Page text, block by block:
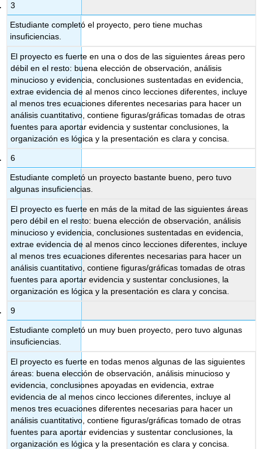
3
Estudiante completó el proyecto, pero tiene muchas
insuficiencias.
El proyecto es fuerte en una o dos de las siguientes áreas pero
débil en el resto: buena elección de observación, análisis
minucioso y evidencia, conclusiones sustentadas en evidencia,
extrae evidencia de al menos cinco lecciones diferentes, incluye
al menos tres ecuaciones diferentes necesarias para hacer un
análisis cuantitativo, contiene figuras/gráficas tomadas de otras
fuentes para aportar evidencia y sustentar conclusiones, la
organización es lógica y la presentación es clara y concisa.
6
Estudiante completó un proyecto bastante bueno, pero tuvo
algunas insuficiencias.
El proyecto es fuerte en más de la mitad de las siguientes áreas
pero débil en el resto: buena elección de observación, análisis
minucioso y evidencia, conclusiones sustentadas en evidencia,
extrae evidencia de al menos cinco lecciones diferentes, incluye
al menos tres ecuaciones diferentes necesarias para hacer un
análisis cuantitativo, contiene figuras/gráficas tomadas de otras
fuentes para aportar evidencia y sustentar conclusiones, la
organización es lógica y la presentación es clara y concisa.
9
Estudiante completó un muy buen proyecto, pero tuvo algunas
insuficiencias.
El proyecto es fuerte en todas menos algunas de las siguientes
áreas: buena elección de observación, análisis minucioso y
evidencia, conclusiones apoyadas en evidencia, extrae
evidencia de al menos cinco lecciones diferentes, incluye al
menos tres ecuaciones diferentes necesarias para hacer un
análisis cuantitativo, contiene figuras/gráficas tomado de otras
fuentes para aportar evidencias y sustentar conclusiones, la
organización es lógica y la presentación es clara y concisa.